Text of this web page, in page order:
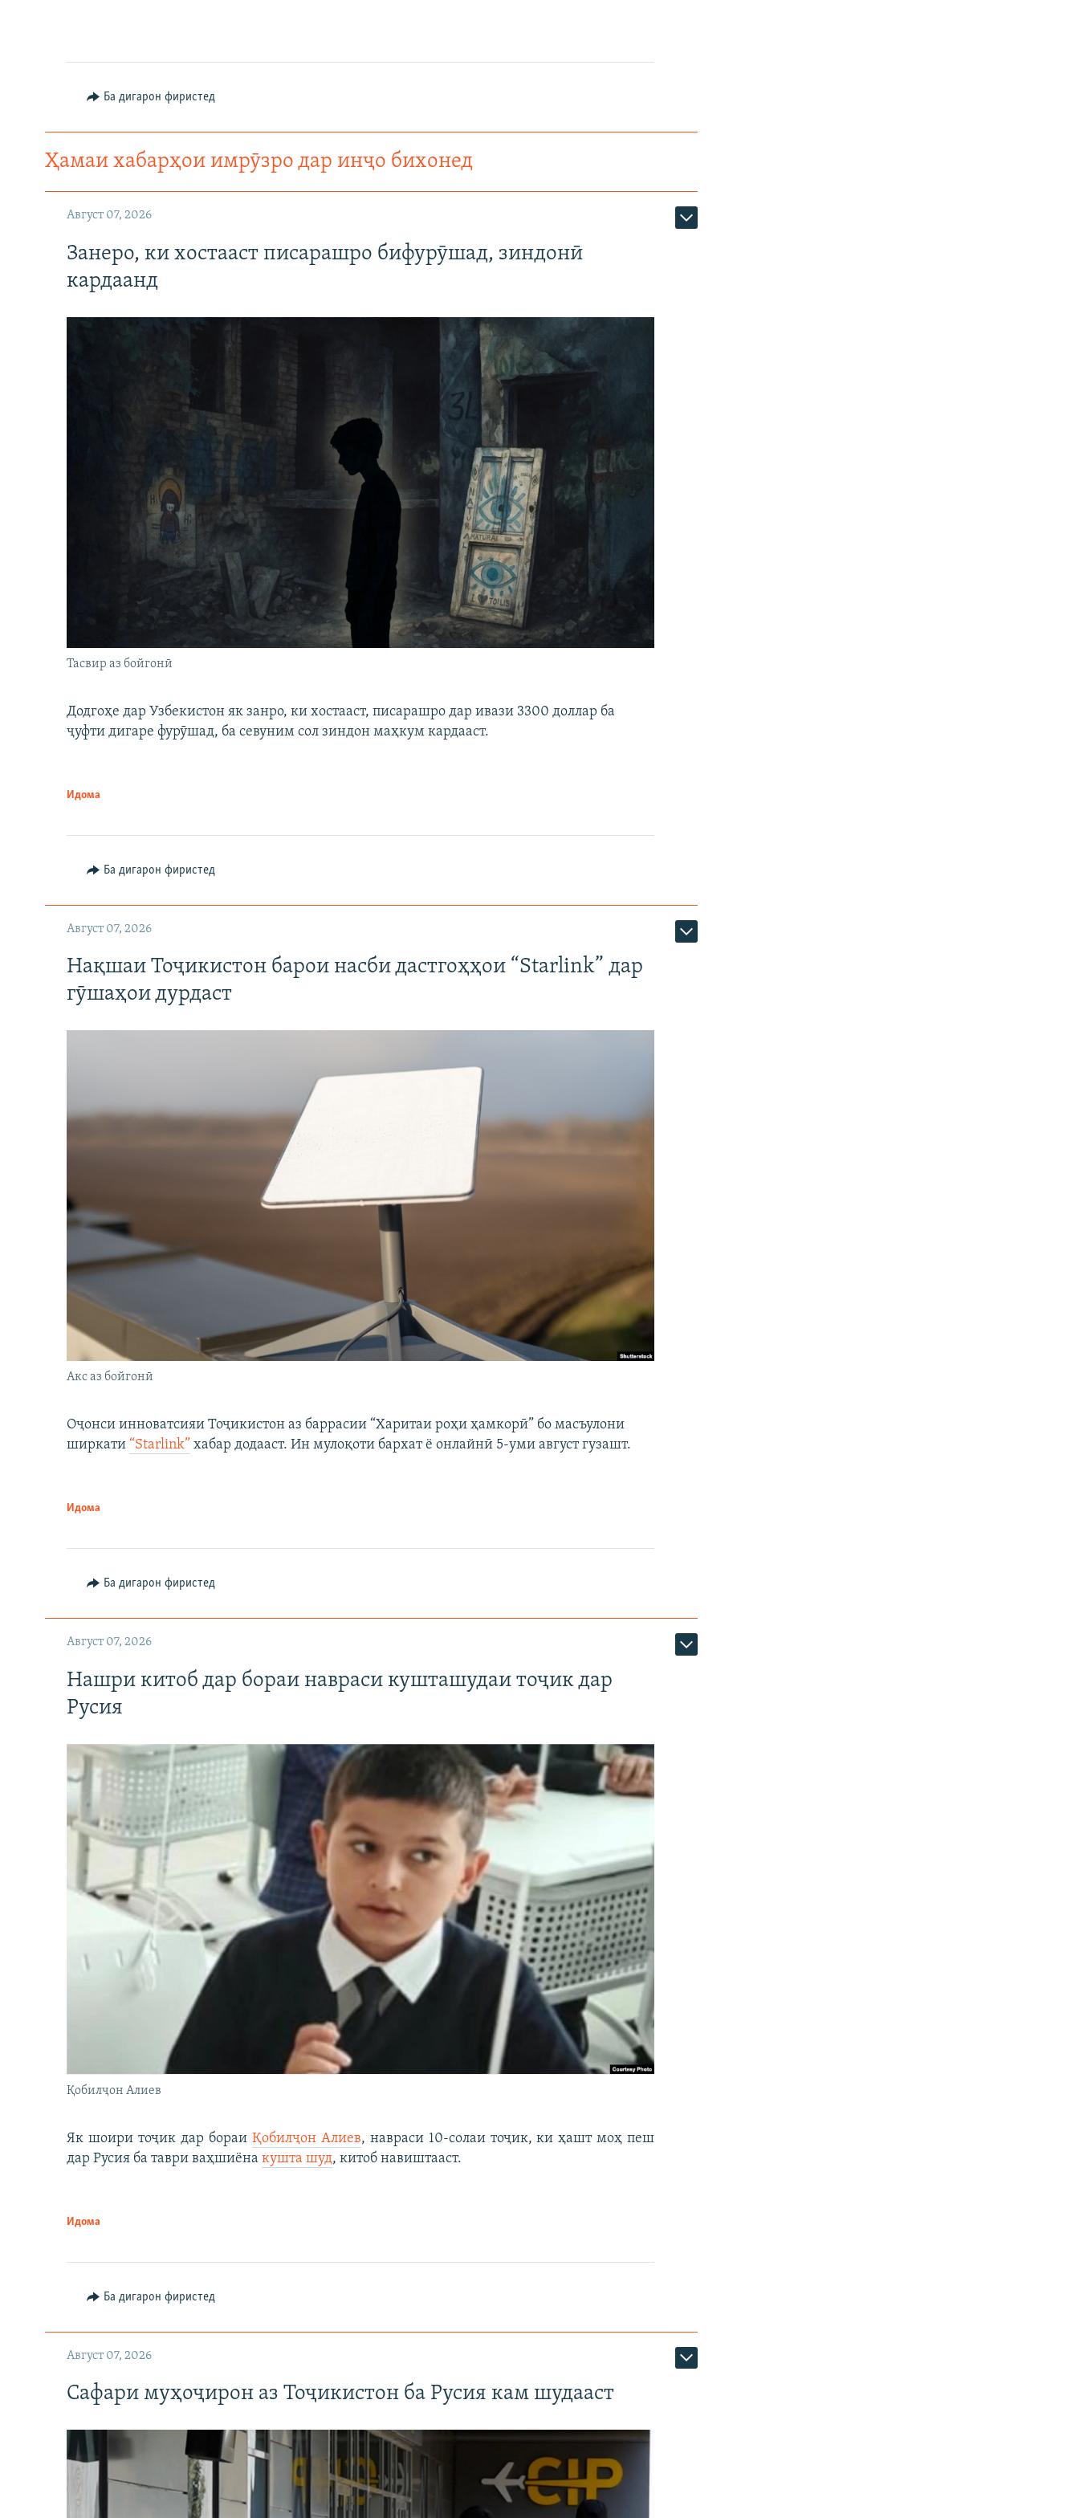
Ба дигарон фиристед
Ҳамаи хабарҳои имрӯзро дар инҷо бихонед
Август 07, 2026
Занеро, ки хостааст писарашро бифурӯшад, зиндонӣ
кардаанд
Тасвир аз бойгонӣ
Додгоҳе дар Узбекистон як занро, ки хостааст, писарашро дар ивази 3300 доллар ба
ҷуфти дигаре фурӯшад, ба севуним сол зиндон маҳкум кардааст.
Идома
Ба дигарон фиристед
Август 07, 2026
Нақшаи Тоҷикистон барои насби дастгоҳҳои “Starlink” дар
гӯшаҳои дурдаст
Акс аз бойгонӣ
Оҷонси инноватсияи Тоҷикистон аз баррасии “Харитаи роҳи ҳамкорӣ” бо масъулони
ширкати “Starlink” хабар додааст. Ин мулоқоти бархат ё онлайнӣ 5-уми август гузашт.
Идома
Ба дигарон фиристед
Август 07, 2026
Нашри китоб дар бораи навраси кушташудаи тоҷик дар
Русия
Қобилҷон Алиев
Як шоири тоҷик дар бораи Қобилҷон Алиев, навраси 10-солаи тоҷик, ки ҳашт моҳ пеш
дар Русия ба таври ваҳшиёна кушта шуд, китоб навиштааст.
Идома
Ба дигарон фиристед
Август 07, 2026
Сафари муҳоҷирон аз Тоҷикистон ба Русия кам шудааст